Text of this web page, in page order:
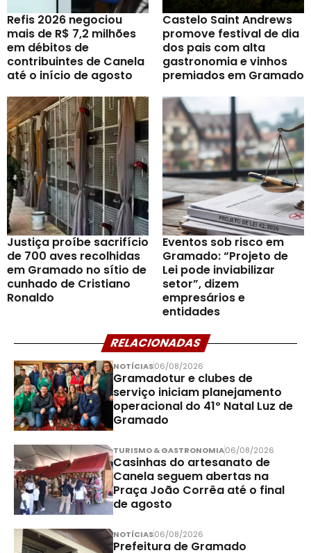
Refis 2026 negociou
mais de R$ 7,2 milhões
em débitos de
contribuintes de Canela
até o início de agosto
Castelo Saint Andrews
promove festival de dia
dos pais com alta
gastronomia e vinhos
premiados em Gramado
Justiça proíbe sacrifício
de 700 aves recolhidas
em Gramado no sítio de
cunhado de Cristiano
Ronaldo
Eventos sob risco em
Gramado: “Projeto de
Lei pode inviabilizar
setor”, dizem
empresários e
entidades
RELACIONADAS
NOTÍCIAS06/08/2026
Gramadotur e clubes de
serviço iniciam planejamento
operacional do 41º Natal Luz de
Gramado
TURISMO & GASTRONOMIA06/08/2026
Casinhas do artesanato de
Canela seguem abertas na
Praça João Corrêa até o final
de agosto
NOTÍCIAS06/08/2026
Prefeitura de Gramado